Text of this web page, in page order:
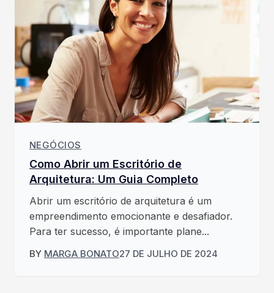
NEGÓCIOS
Como Abrir um Escritório de
Arquitetura: Um Guia Completo
Abrir um escritório de arquitetura é um
empreendimento emocionante e desafiador.
Para ter sucesso, é importante plane...
BY MARGA BONATO27 DE JULHO DE 2024